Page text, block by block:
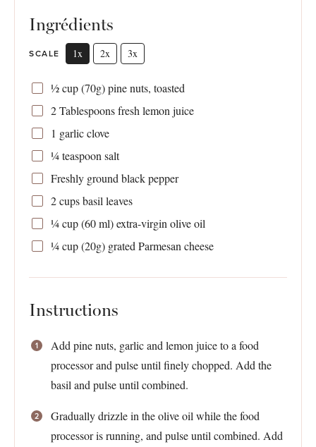
Ingrédients
SCALE 1x 2x 3x
½ cup(70g) pine nuts, toasted
2 Tablespoonsfresh lemon juice
1 garlic clove
¼ teaspoon salt
Freshly ground black pepper
2 cupsbasil leaves
¼ cup(60ml) extra-virgin olive oil
¼ cup(20g) grated Parmesan cheese
Instructions
Add pine nuts, garlic and lemon juice to a food
processor and pulse until finely chopped. Add the
basil and pulse until combined.
Gradually drizzle in the olive oil while the food
processor is running, and pulse until combined. Add